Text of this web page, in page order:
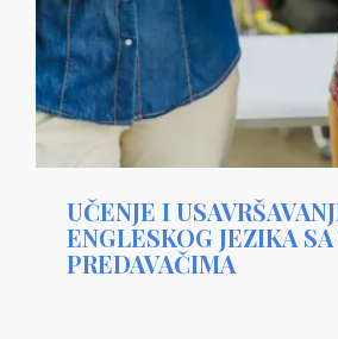
UČENJE I
ENGLESKOG JEZIKA
PREDAVAČIMA